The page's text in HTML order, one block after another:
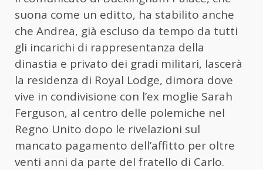
suona come un editto, ha stabilito anche
che Andrea, già escluso da tempo da tutti
gli incarichi di rappresentanza della
dinastia e privato dei gradi militari, lascerà
la residenza di Royal Lodge, dimora dove
vive in condivisione con l’ex moglie Sarah
Ferguson, al centro delle polemiche nel
Regno Unito dopo le rivelazioni sul
mancato pagamento dell’affitto per oltre
venti anni da parte del fratello di Carlo.